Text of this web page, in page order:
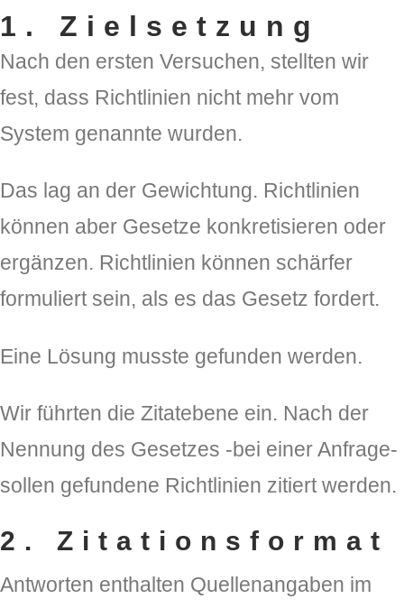
1. Zielsetzung
Nach den ersten Versuchen, stellten wir
fest, dass Richtlinien nicht mehr vom
System genannte wurden.
Das lag an der Gewichtung. Richtlinien
können aber Gesetze konkretisieren oder
ergänzen. Richtlinien können schärfer
formuliert sein, als es das Gesetz fordert.
Eine Lösung musste gefunden werden.
Wir führten die Zitatebene ein. Nach der
Nennung des Gesetzes -bei einer Anfrage-
sollen gefundene Richtlinien zitiert werden.
2. Zitationsformat
Antworten enthalten Quellenangaben im